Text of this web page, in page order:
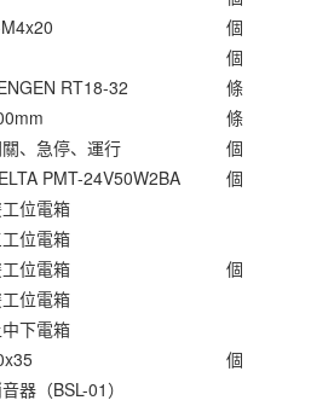
個
個
RT18-32
條
條
、急停、運行
個
PMT-24V50W2BA 個
位電箱
個
位電箱
位電箱
位電箱
中下電箱
個
器（BSL-01）